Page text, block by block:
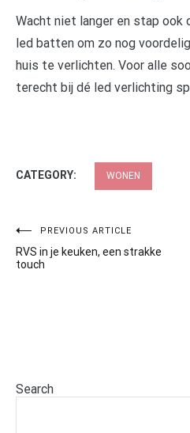
Wacht niet langer en stap ook
led batten om zo nog
huis te verlichten. Voor alle
terecht bij dé led verlichting
CATEGORY: WONEN
Post
navigation
PREVIOUS ARTICLE
RVS in je keuken, een strakke
touch
Search